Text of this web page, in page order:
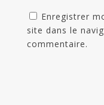
Enregistrer
site dans le
commentaire.